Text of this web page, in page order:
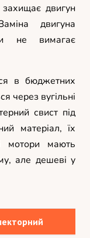
двигун
двигуна
не вимагає
в бюджетних
через вугільні
свист під
матеріал, їх
мотори мають
але дешеві у